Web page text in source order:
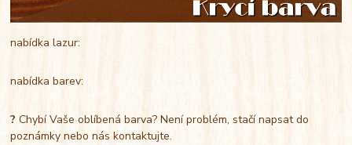
nabídka lazur:
nabídka barev:
?Chybí Vaše oblíbená barva? Není problém, stačí napsat do
poznámky nebo nás kontaktujte.